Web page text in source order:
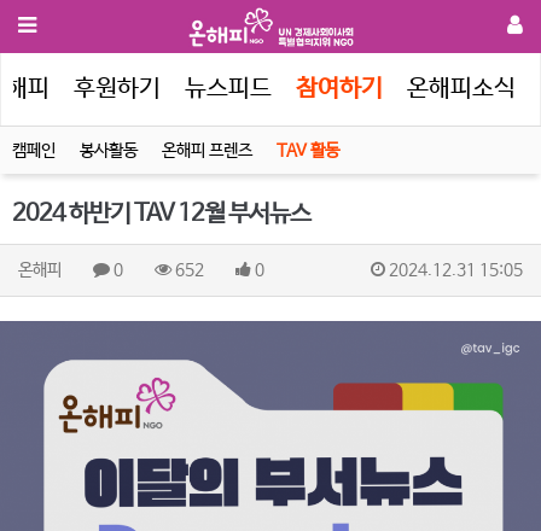
피 후원하기 뉴스피드 참여하기 온해피소식
캠페인 봉사활동 온해피 프렌즈 TAV 활동
2024 하반기 TAV 12월 부서뉴스
온해피 0 652 0 2024.12.31 15:05